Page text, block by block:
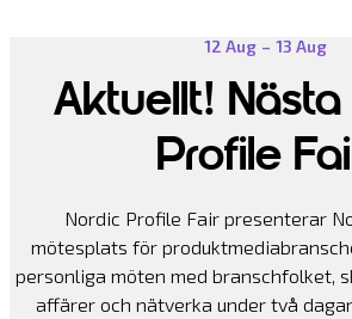
12 Aug – 13 Aug
Aktuellt!
Profile
Nordic Profile Fair presenterar
mötesplats för
personliga möten med branschfolket,
affärer och nätverka under två